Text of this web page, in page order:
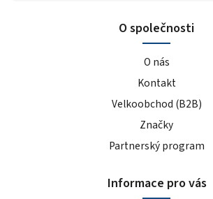
O společnosti
O nás
Kontakt
Velkoobchod (B2B)
Značky
Partnerský program
Informace pro vás